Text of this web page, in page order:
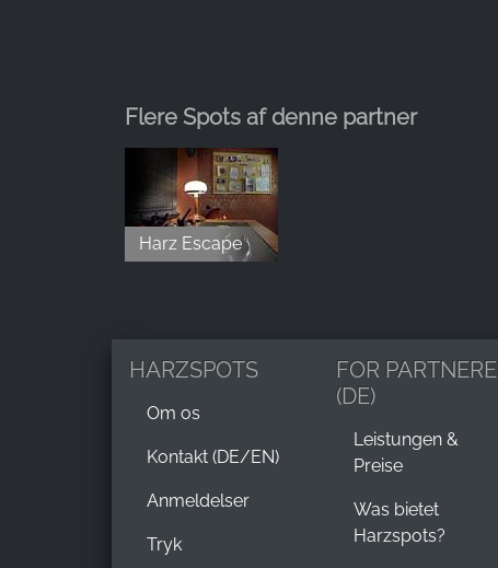
Flere Spots af denne partner
Harz Escape
HARZSPOTS
Om os
Kontakt (DE/EN)
Anmeldelser
Tryk
FOR PARTNERE
(DE)
Leistungen &
Preise
Was bietet
Harzspots?